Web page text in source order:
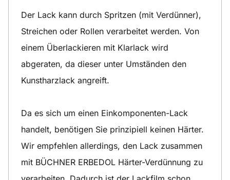
Der Lack kann durch Spritzen (mit Verdünner),
Streichen oder Rollen verarbeitet werden. Von
einem Überlackieren mit Klarlack wird
abgeraten, da dieser unter Umständen den
Kunstharzlack angreift.
Da es sich um einen Einkomponenten-Lack
handelt, benötigen Sie prinzipiell keinen Härter.
Wir empfehlen allerdings, den Lack zusammen
mit BÜCHNER ERBEDOL Härter-Verdünnung zu